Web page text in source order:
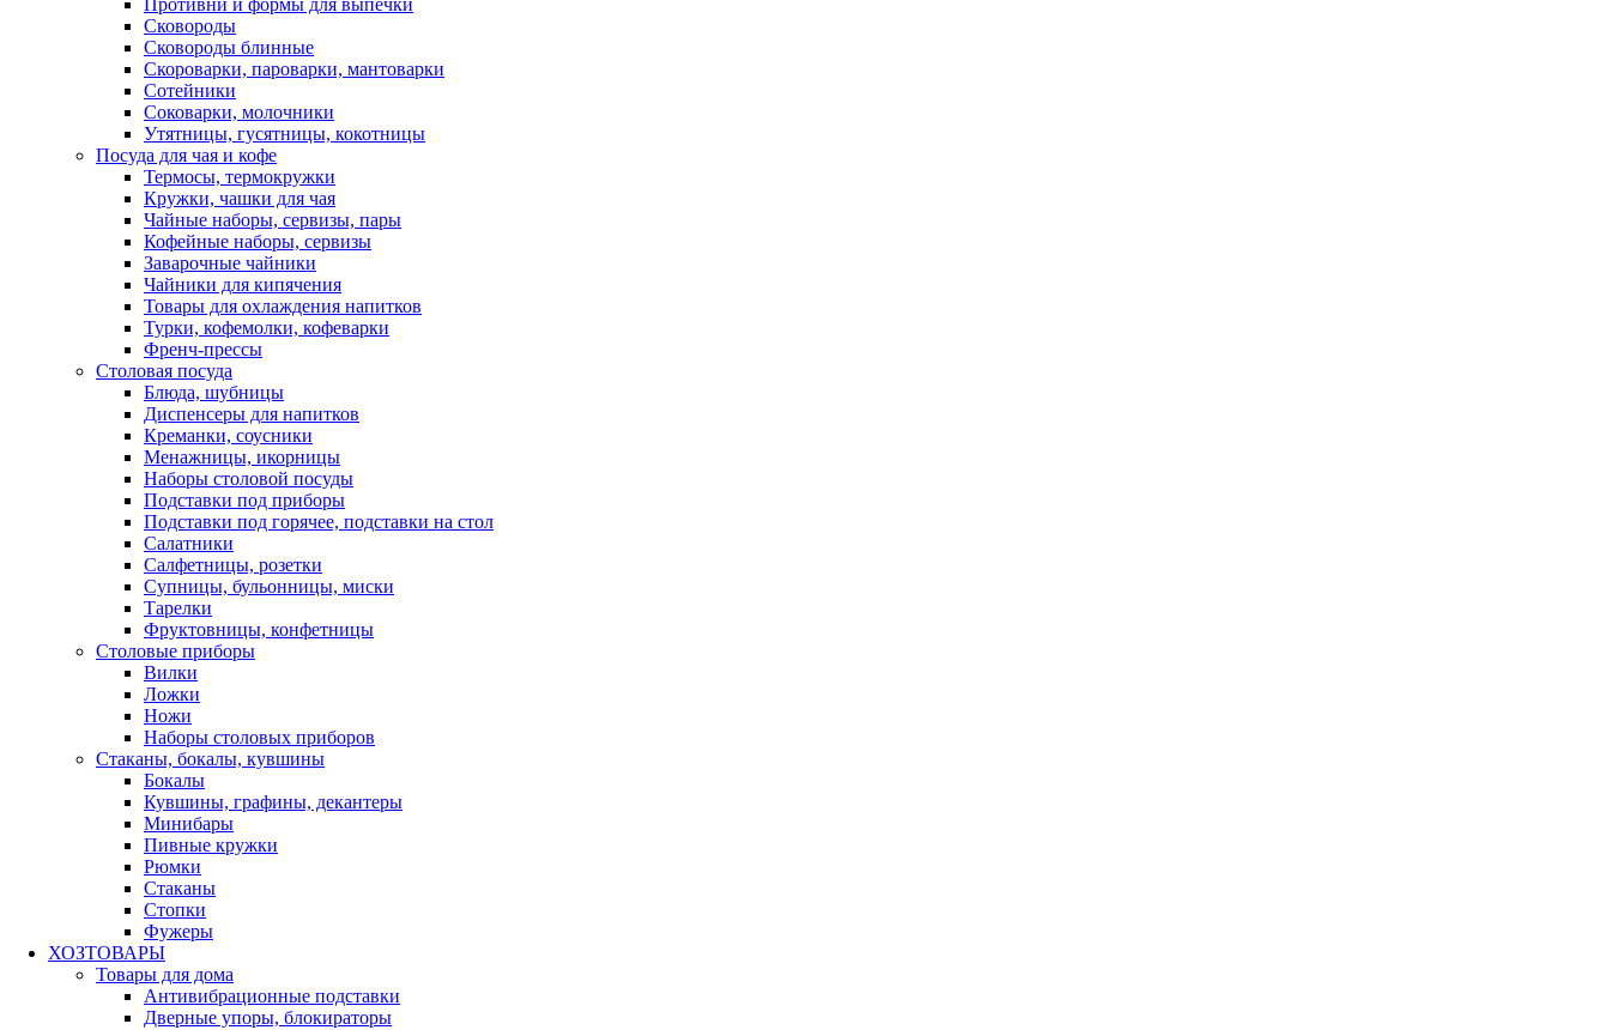
Противни и формы для выпечки
Сковороды
Сковороды блинные
Скороварки, пароварки, мантоварки
Сотейники
Соковарки, молочники
Утятницы, гусятницы, кокотницы
Посуда для чая и кофе
Термосы, термокружки
Кружки, чашки для чая
Чайные наборы, сервизы, пары
Кофейные наборы, сервизы
Заварочные чайники
Чайники для кипячения
Товары для охлаждения напитков
Турки, кофемолки, кофеварки
Френч-прессы
Столовая посуда
Блюда, шубницы
Диспенсеры для напитков
Креманки, соусники
Менажницы, икорницы
Наборы столовой посуды
Подставки под приборы
Подставки под горячее, подставки на стол
Салатники
Салфетницы, розетки
Супницы, бульонницы, миски
Тарелки
Фруктовницы, конфетницы
Столовые приборы
Вилки
Ложки
Ножи
Наборы столовых приборов
Стаканы, бокалы, кувшины
Бокалы
Кувшины, графины, декантеры
Минибары
Пивные кружки
Рюмки
Стаканы
Стопки
Фужеры
ХОЗТОВАРЫ
Товары для дома
Антивибрационные подставки
Дверные упоры, блокираторы